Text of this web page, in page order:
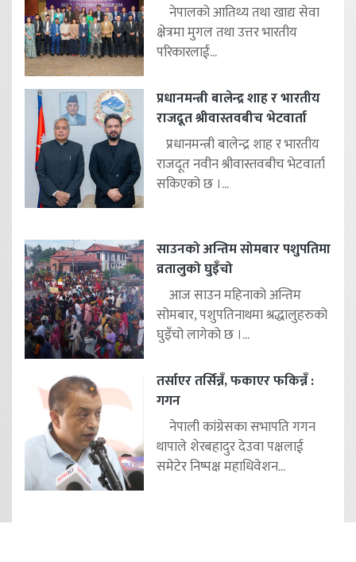
नेपालको आतिथ्य तथा खाद्य सेवा
क्षेत्रमा मुगल तथा उत्तर भारतीय
परिकारलाई...
प्रधानमन्त्री बालेन्द्र शाह र भारतीय
राजदूत श्रीवास्तवबीच भेटवार्ता
प्रधानमन्त्री बालेन्द्र शाह र भारतीय
राजदूत नवीन श्रीवास्तवबीच भेटवार्ता
सकिएको छ ।...
साउनको अन्तिम सोमबार पशुपतिमा
व्रतालुको घुइँचो
आज साउन महिनाको अन्तिम
सोमबार, पशुपतिनाथमा श्रद्धालुहरुको
घुइँचो लागेको छ ।...
तर्साएर तर्सिन्नँ, फकाएर फकिन्नँ :
गगन
नेपाली कांग्रेसका सभापति गगन
थापाले शेरबहादुर देउवा पक्षलाई
समेटेर निष्पक्ष महाधिवेशन...